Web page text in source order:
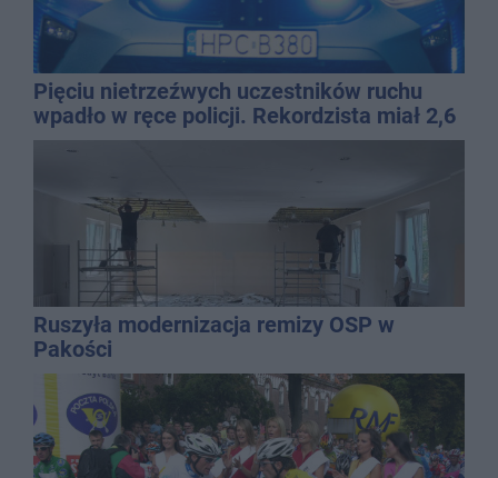
Pięciu nietrzeźwych uczestników ruchu
wpadło w ręce policji. Rekordzista miał 2,6
promila
Ruszyła modernizacja remizy OSP w
Pakości